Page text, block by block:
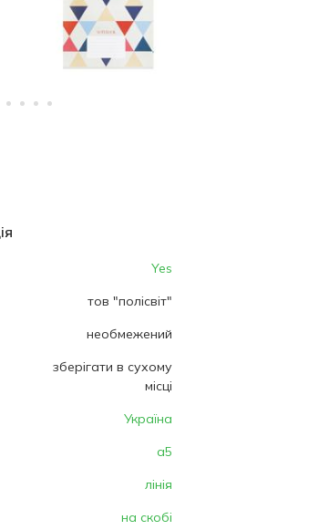
Yes
тов "полісвіт"
необмежений
зберігати в сухому
місці
Україна
а5
лінія
на скобі